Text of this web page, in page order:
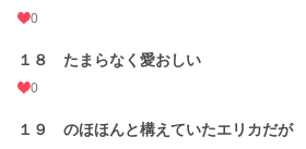
0
１８ たまらなく愛おしい
0
１９ のほほんと構えていたエリカだが